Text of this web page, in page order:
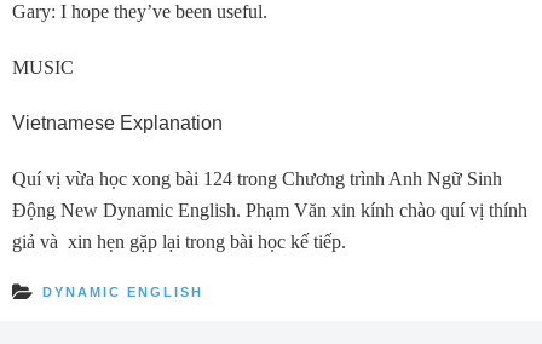
Gary: I hope they’ve been useful.
MUSIC
Vietnamese Explanation
Quí vị vừa học xong bài 124 trong Chương trình Anh Ngữ Sinh
Ðộng New Dynamic English. Phạm Văn xin kính chào quí vị thính
giả và xin hẹn gặp lại trong bài học kế tiếp.
DYNAMIC ENGLISH